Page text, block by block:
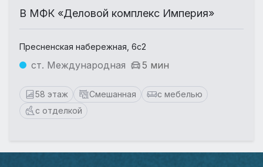
В МФК «Деловой комплекс Империя»
Пресненская набережная, 6с2
ст. Международная 5 мин
58 этаж Смешанная
с мебелью
с отделкой